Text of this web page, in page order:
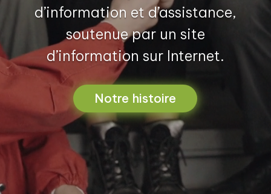
d’information et d’assistance,
soutenue par un site
d’information sur Internet.
Notre histoire